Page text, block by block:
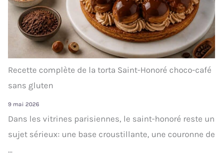
Recette complète de la torta Saint-Honoré choco-café
sans gluten
9 mai 2026
Dans les vitrines parisiennes, le saint-honoré reste un
sujet sérieux: une base croustillante, une couronne de
...